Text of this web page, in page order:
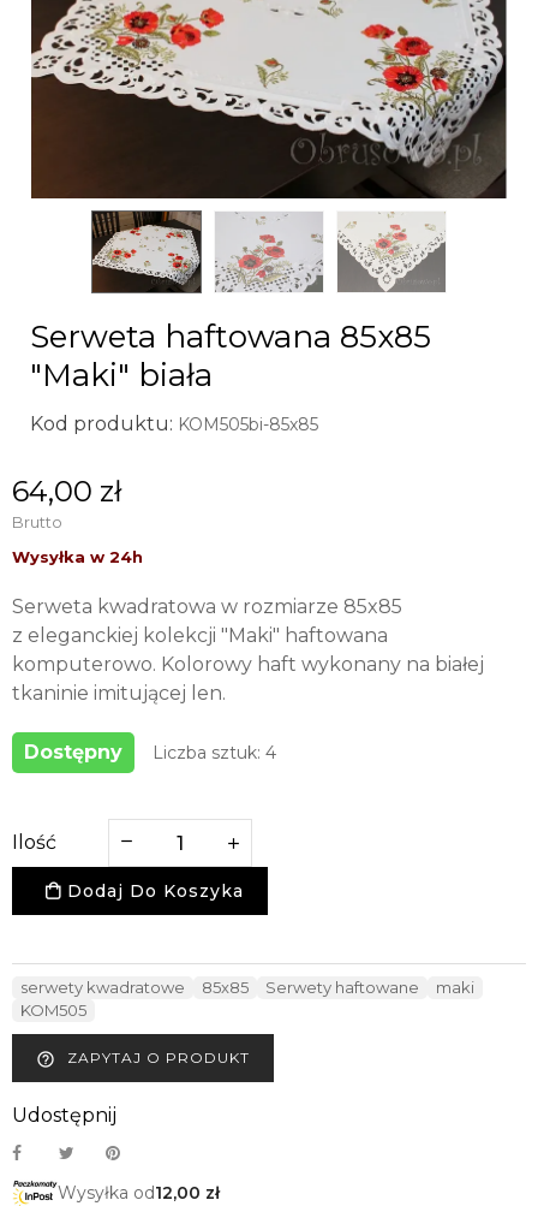
Serweta haftowana 85x85
"Maki" biała
Kod produktu: KOM505bi-85x85
64,00 zł
Brutto
Serweta kwadratowa w rozmiarze 85x85
z eleganckiej kolekcji "Maki" haftowana
komputerowo. Kolorowy haft wykonany na białej
tkaninie imitującej len.
Dostępny Liczba sztuk: 4
Ilość
Dodaj Do Koszyka
serwety kwadratowe 85x85 Serwety haftowane
maki
KOM505
help_outline ZAPYTAJ O PRODUKT
Udostępnij
Wysyłka od12,00 zł